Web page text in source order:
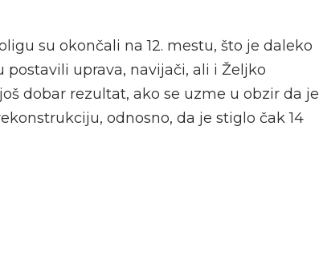
su okončali na 12. mestu, što je daleko
uprava, navijači, ali i Željko
dobar rezultat, ako se uzme u obzir da je
odnosno, da je stiglo čak 14